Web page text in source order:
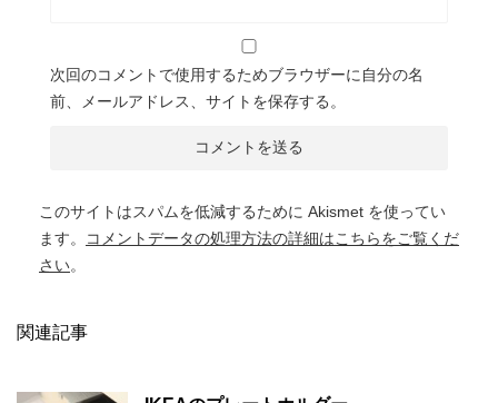
次回のコメントで使用するためブラウザーに自分の名
前、メールアドレス、サイトを保存する。
このサイトはスパムを低減するために Akismet を使ってい
ます。
コメントデータの処理方法の詳細はこちらをご覧くだ
さい。
関連記事